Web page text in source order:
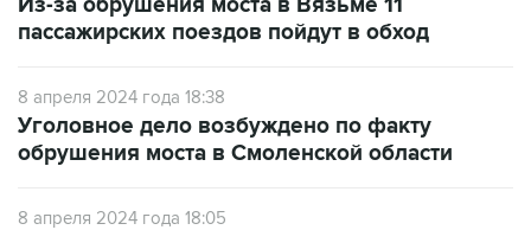
пассажирских поездов пойдут в обход
8 апреля 2024 года 18:38
Уголовное дело возбуждено по факту
обрушения моста в Смоленской области
8 апреля 2024 года 18:05